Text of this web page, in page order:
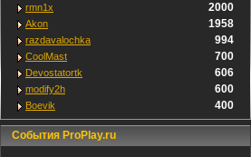
rmn1x 2000
Akon 1958
razdavalochka 994
CoolMast 700
Devostatortk 606
modify2h 600
Boevik 400
События ProPlay.ru